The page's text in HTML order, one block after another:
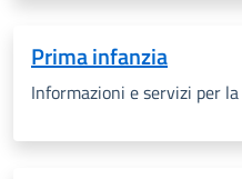
Prima infanzia
Informazioni e servizi per